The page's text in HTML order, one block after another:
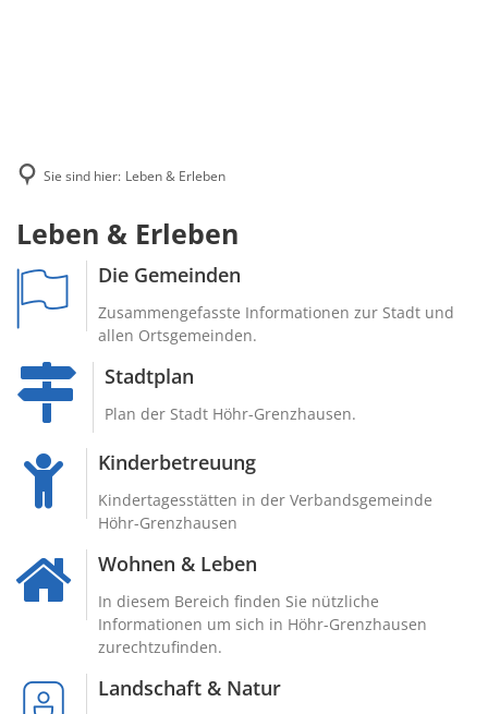
Sie sind hier: Leben & Erleben
Leben
&
Erleben
Leben & Erleben
Die Gemeinden
Zusammengefasste Informationen zur Stadt und
allen Ortsgemeinden.
Stadtplan
Plan der Stadt Höhr-Grenzhausen.
Kinderbetreuung
Kindertagesstätten in der Verbandsgemeinde
Höhr-Grenzhausen
Wohnen & Leben
In diesem Bereich finden Sie nützliche
Informationen um sich in Höhr-Grenzhausen
zurechtzufinden.
Landschaft & Natur